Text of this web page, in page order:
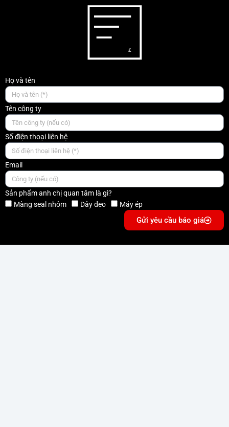
Họ và tên
Tên công ty
Số điện thoại liên hệ
Email
Sản phẩm anh chị quan tâm là gì?
Màng seal nhôm
Dây đeo Máy ép
Gửi yêu cầu báo giá